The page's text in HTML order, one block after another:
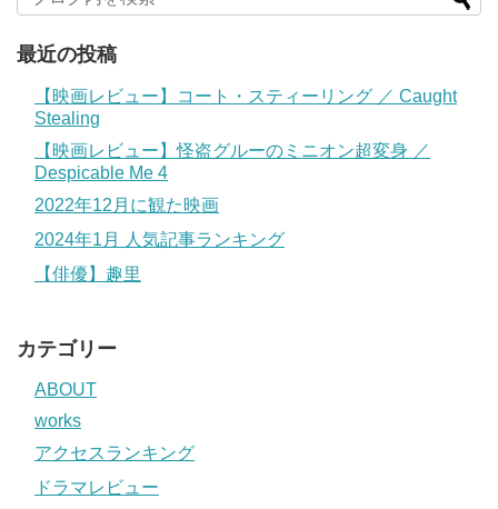
最近の投稿
【映画レビュー】コート・スティーリング ／ Caught
Stealing
【映画レビュー】怪盗グルーのミニオン超変身 ／
Despicable Me 4
2022年12月に観た映画
2024年1月 人気記事ランキング
【俳優】趣里
カテゴリー
ABOUT
works
アクセスランキング
ドラマレビュー